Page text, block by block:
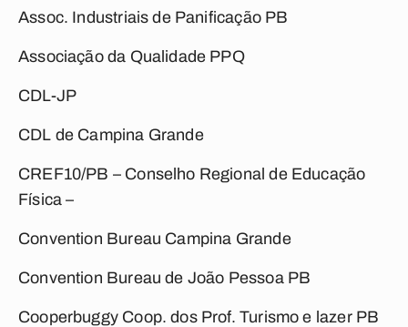
Assoc. Industriais de Panificação PB
Associação da Qualidade PPQ
CDL-JP
CDL de Campina Grande
CREF10/PB – Conselho Regional de Educação
Física –
Convention Bureau Campina Grande
Convention Bureau de João Pessoa PB
Cooperbuggy Coop. dos Prof. Turismo e lazer PB